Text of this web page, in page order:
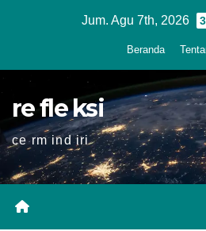
Jum. Agu 7th, 2026
Beranda
re fle ksi
ce rm ind iri